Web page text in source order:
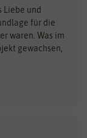
Freudenberger
Liebe und
für die
waren. Was im
gewachsen,